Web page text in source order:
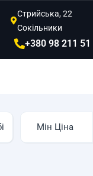
Стрийська, 22
Сокільники
+380 98 211 51